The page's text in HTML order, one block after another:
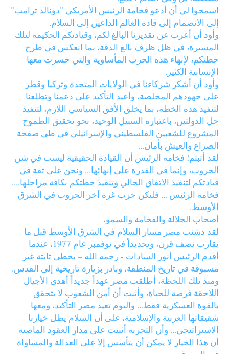
اسمحوا لي أن أدعو فخامة الرئيس الأمريكي "دونالد ترامب"
إلى الانضمام إلى قادة العالم الداعين إلى السلام.
وأود أن أعرب عن تقديرنا البالغ لكم، وقيادتكم الحكيمة لتلك
المسيرة، في ظل ظرف بالغ الدقة، بما انعكس في طرح
خطتكم، لإنهاء هذه الحرب المأساوية والتي خسرت معها
الإنسانية الكثير.
وأود أن أشكر شركاءنا في الولايات المتحدة وتركيا وقطر
على جهودهم المخلصة، وأعيد التأكيد على دعمنا وتطلعنا
لتنفيذ هذه الخطة، بما يخلق الأفق السياسي اللازم، لتنفيذ
حل الدولتين، باعتباره السبيل الوحيد، نحو تحقيق الطموح
المشروع للشعبين الفلسطيني والإسرائيلي في طي صفحة
الصراع والعيش بأمان...
لقد أثبتم؛ فخامة الرئيس أن القيادة الحقيقية ليست في شن
الحروب، وإنما في القدرة على إنهائها... ونحن على ثقة في
قيادتكم لتنفيذ الاتفاق الحالي وتنفيذ خطتكم بكافة مراحلها....
فخامة الرئيس ... فلتكن حرب غزة آخر الحروب في الشرق
الأوسط.
أصحاب الجلالة والفخامة والسمو،
لقد دشنت مصر مسار السلام في الشرق الأوسط قبل ما
يقارب نصف قرن، وتحديداً في نوفمبر عام 1977، عندما
أقدم الرئيس أنور السادات - رحمه الله – بخطى ثابتة غير
مسبوقة في تاريخ المنطقة، وبادر بزيارة تاريخية إلى القدس.
ومنذ تلك اللحظة، أطلقت مصر عهداً جديداً أهدى الأجيال
اللاحقة فرصة للحياة، وأثبت أن أمن الشعوب لا يتحقق
بالقوة العسكرية فقط... واليوم تعيد مصر التأكيد، ومعها
شقيقاتها العربية والإسلامية، على أن السلام يظل خيارنا
الاستراتيجي... وأن التجربة أثبتت على مدار العقود الماضية
أن هذا الخيار لا يمكن أن يتأسس إلا على العدالة والمساواة